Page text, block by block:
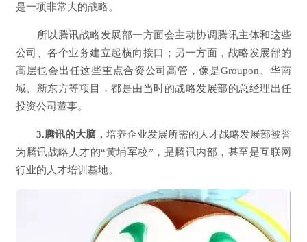
是一项非常大的战略。
所以腾讯战略发展部一方面会主动协调腾讯主体和这些
公司、各个业务建立起横向接口；另一方面，战略发展部的
高层也会出任这些重点合资公司高管，像是Groupon、华南
城、新东方等项目，都是由当时的战略发展部的总经理出任
投资公司董事。
3.腾讯的大脑， 培养企业发展所需的人才战略发展部被誉
为腾讯战略人才的“黄埔军校”，是腾讯内部，甚至是互联网
行业的人才培训基地。